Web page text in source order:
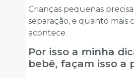
Crianças pequenas
separação, e quanto mais
acontece.
Por isso a minha
bebê, façam isso a